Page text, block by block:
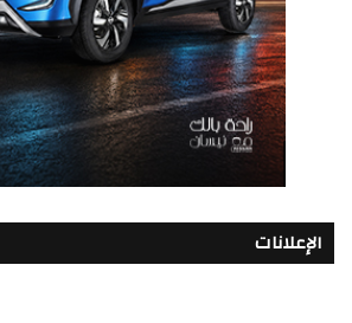
الإعلانات